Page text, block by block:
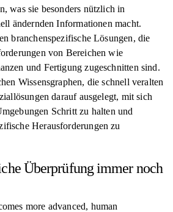
was sie besonders nützlich in
ändernden Informationen macht.
branchenspezifische Lösungen, die
von Bereichen wie
und Fertigung zugeschnitten sind.
Wissensgraphen, die schnell veralten
darauf ausgelegt, mit sich
Schritt zu halten und
Herausforderungen zu
Überprüfung immer noch
more advanced, human